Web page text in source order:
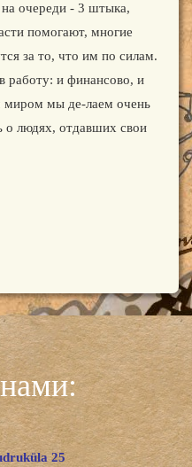
на очереди - 3 штыка,
помогают, многие
за то, что им по силам.
работу: и финансово, и
миром мы де-лаем очень
о людях, отдавших свои
25